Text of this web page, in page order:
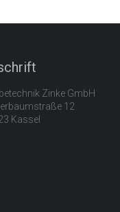
Zinke GmbH
12
Kassel